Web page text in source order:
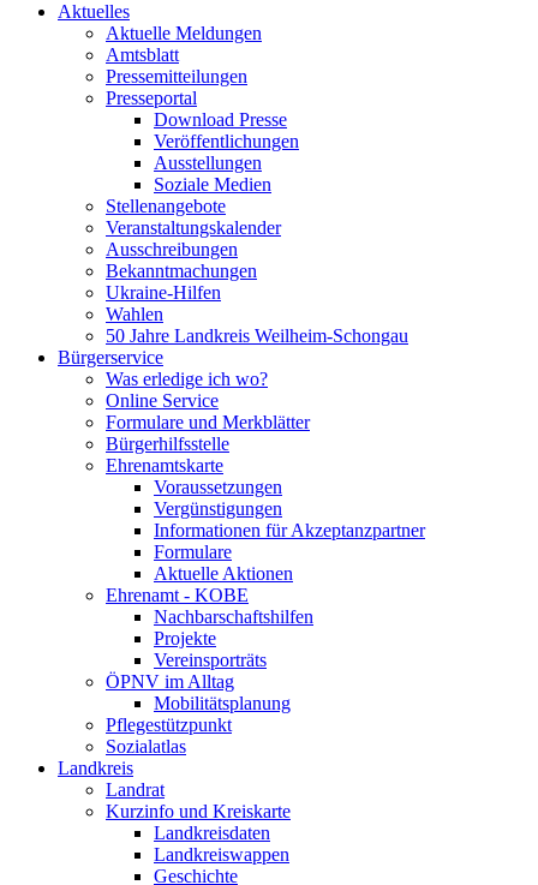
Aktuelles
Aktuelle Meldungen
Amtsblatt
Pressemitteilungen
Presseportal
Download Presse
Veröffentlichungen
Ausstellungen
Soziale Medien
Stellenangebote
Veranstaltungskalender
Ausschreibungen
Bekanntmachungen
Ukraine-Hilfen
Wahlen
50 Jahre Landkreis Weilheim-Schongau
Bürgerservice
Was erledige ich wo?
Online Service
Formulare und Merkblätter
Bürgerhilfsstelle
Ehrenamtskarte
Voraussetzungen
Vergünstigungen
Informationen für Akzeptanzpartner
Formulare
Aktuelle Aktionen
Ehrenamt - KOBE
Nachbarschaftshilfen
Projekte
Vereinsporträts
ÖPNV im Alltag
Mobilitätsplanung
Pflegestützpunkt
Sozialatlas
Landkreis
Landrat
Kurzinfo und Kreiskarte
Landkreisdaten
Landkreiswappen
Geschichte